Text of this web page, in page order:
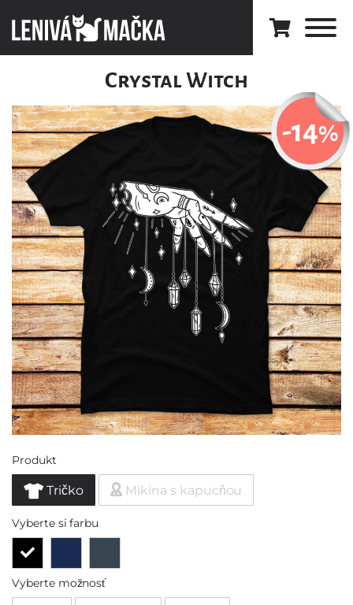
Crystal Witch
-14%
Produkt
Tričko Mikina s kapucňou
Vyberte si farbu
Vyberte možnosť